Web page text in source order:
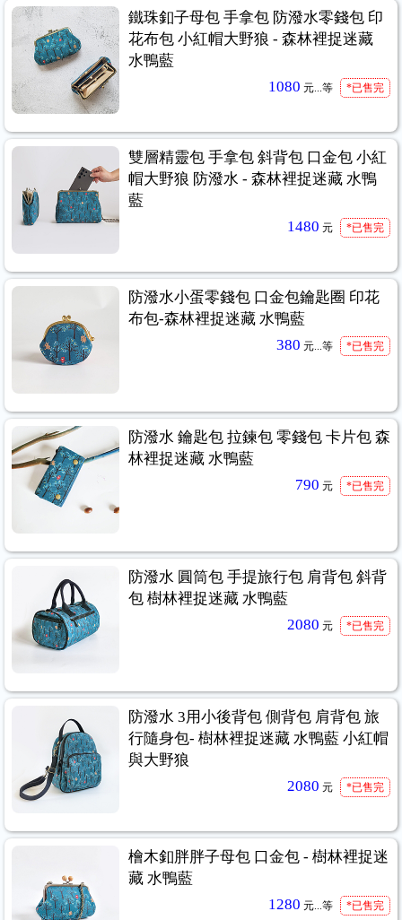
鐵珠釦子母包 手拿包 防潑水零錢包 印
花布包 小紅帽大野狼 - 森林裡捉迷藏
水鴨藍
1080 元... 等 *已售完
雙層精靈包 手拿包 斜背包 口金包 小紅
帽大野狼 防潑水 - 森林裡捉迷藏 水鴨
藍
1480 元 *已售完
防潑水小蛋零錢包 口金包鑰匙圈 印花
布包-森林裡捉迷藏 水鴨藍
380 元... 等 *已售完
防潑水 鑰匙包 拉鍊包 零錢包 卡片包 森
林裡捉迷藏 水鴨藍
790 元 *已售完
防潑水 圓筒包 手提旅行包 肩背包 斜背
包 樹林裡捉迷藏 水鴨藍
2080 元 *已售完
防潑水 3用小後背包 側背包 肩背包 旅
行隨身包- 樹林裡捉迷藏 水鴨藍 小紅帽
與大野狼
2080 元 *已售完
檜木釦胖胖子母包 口金包 - 樹林裡捉迷
藏 水鴨藍
1280 元... 等 *已售完